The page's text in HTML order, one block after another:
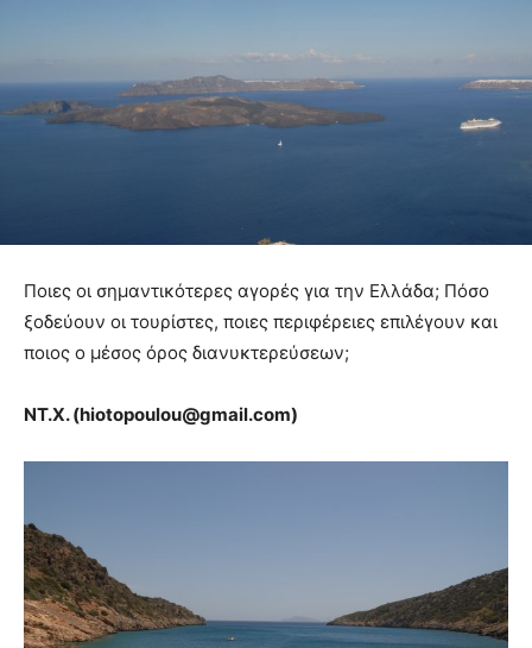
Ποιες οι σημαντικότερες αγορές για την Ελλάδα; Πόσο
ξοδεύουν οι τουρίστες, ποιες περιφέρειες επιλέγουν και
ποιος ο μέσος όρος διανυκτερεύσεων;
NT.X. (hiotopoulou@gmail.com)